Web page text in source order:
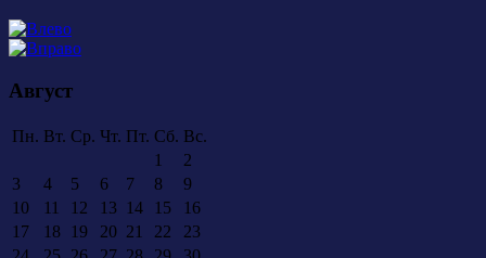
Август
Пн. Вт. Ср. Чт. Пт. Сб. Вс.
1
2
3
4 5 6 7 8
9
10
11 12 13 14 15
16
17
18 19 20 21 22
23